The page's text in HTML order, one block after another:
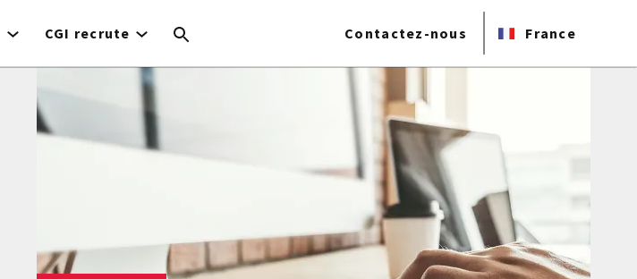
CGI recrute Contactez-nous France